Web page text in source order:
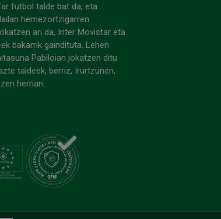
futbol talde bat da, eta
hemezortzigarren
ari da, Inter Movistar eta
bakarrik gaindituta. Lehen
Pabiloian jokatzen ditu
taldeek, berriz, Irurtzunen,
herrian.